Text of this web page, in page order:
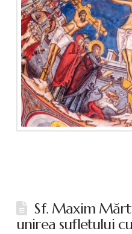
Sf. Maxim
unirea sufletului